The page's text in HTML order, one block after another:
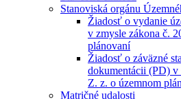
Stanoviská orgánu
Žiadosť o vydanie
v zmysle zákona č.
plánovaní
Žiadosť o záväzné
dokumentácii (PD) v
Z. z. o územnom
Matričné udalosti